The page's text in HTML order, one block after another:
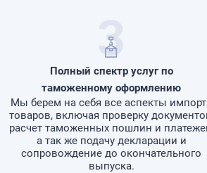
3
Полный спектр услуг по
таможенному оформлению
Мы берем на себя все аспекты
товаров, включая проверку
расчет таможенных пошлин и
а так же подачу декларации и
сопровождение до окончательного
выпуска.